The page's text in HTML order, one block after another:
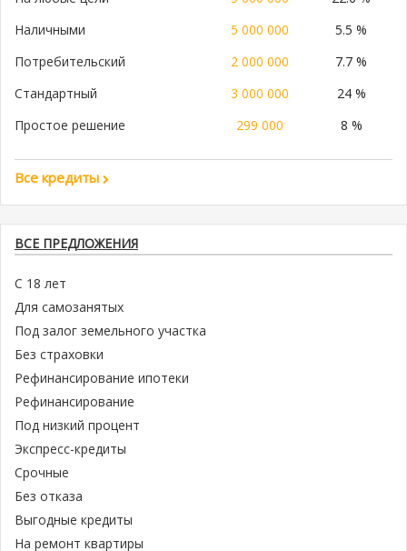
Наличными
5 000 000
5.5 %
Потребительский
2 000 000
7.7 %
Стандартный
3 000 000
24 %
Простое решение
299 000 8 %
Все кредиты
ВСЕ ПРЕДЛОЖЕНИЯ
С 18 лет
Для самозанятых
Под залог земельного участка
Без страховки
Рефинансирование ипотеки
Рефинансирование
Под низкий процент
Экспресс-кредиты
Срочные
Без отказа
Выгодные кредиты
На ремонт квартиры